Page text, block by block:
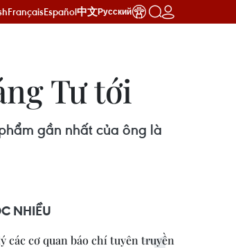
FrançaisEspañol中文Русский
Tư tới
gần nhất của ông là
NHIỀU
các cơ quan báo chí tuyên truyền